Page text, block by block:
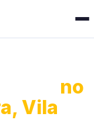
no
Vila